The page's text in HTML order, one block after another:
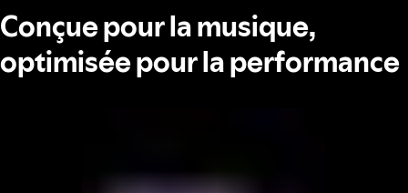
Conçue pour la musique,
optimisée pour la performance